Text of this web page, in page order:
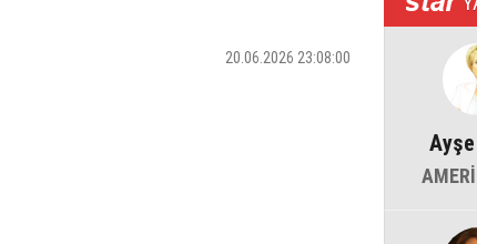
20.06.2026 23:08:00